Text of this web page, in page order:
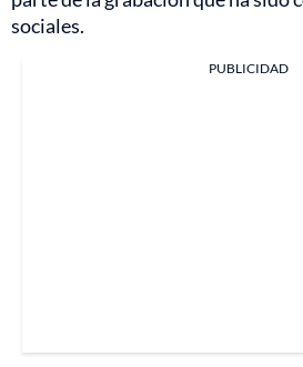
sociales.
PUBLICIDAD